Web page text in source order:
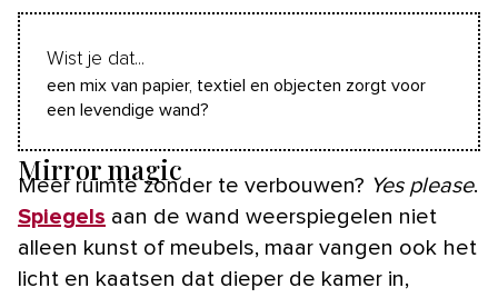
Wist je dat...
een mix van papier, textiel en objecten zorgt voor
een levendige wand?
Mirror magic
Meer ruimte zonder te verbouwen? Yes please.
Spiegels aan de wand weerspiegelen niet
alleen kunst of meubels, maar vangen ook het
licht en kaatsen dat dieper de kamer in,